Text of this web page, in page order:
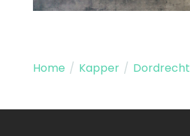
Home / Kapper / Dordrecht